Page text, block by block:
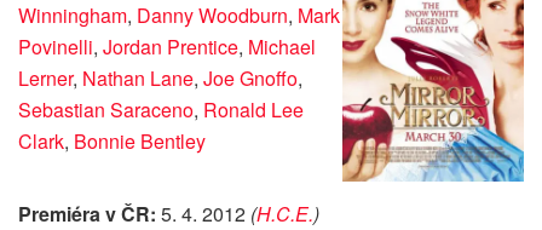
Winningham, Danny Woodburn, Mark
Povinelli, Jordan Prentice, Michael
Lerner, Nathan Lane, Joe Gnoffo,
Sebastian Saraceno, Ronald Lee
Clark, Bonnie Bentley
Premiéra v ČR: 5. 4. 2012 (H.C.E.)